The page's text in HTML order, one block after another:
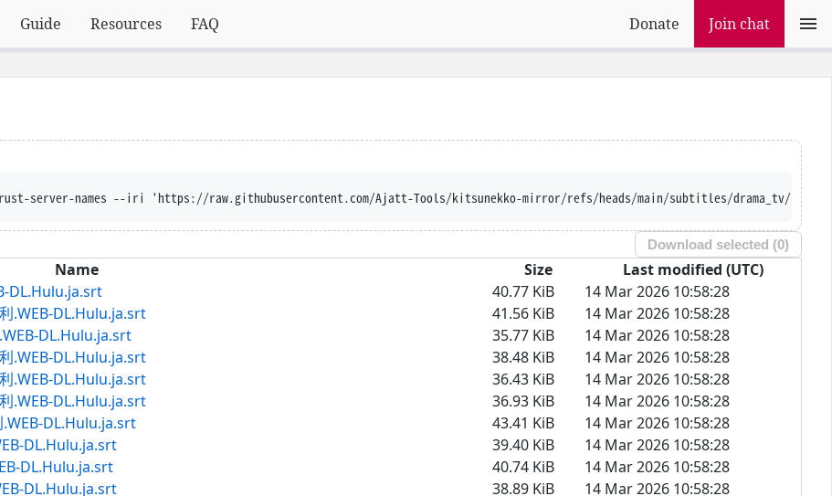
Guide Resources FAQ Donate Join chat
server-names --iri 'https://raw.githubusercontent.com/Ajatt-Tools/kitsunekko-mirror/refs/heads/main/subtitles/
Download selected (0)
Name Size
Last modified (UTC)
DL.Hulu.ja.srt 40.77 KiB
14 Mar 2026 10:58:28
.WEB-DL.Hulu.ja.srt 41.56 KiB
14 Mar 2026 10:58:28
DL.Hulu.ja.srt 35.77 KiB
14 Mar 2026 10:58:28
.WEB-DL.Hulu.ja.srt 38.48 KiB
14 Mar 2026 10:58:28
.WEB-DL.Hulu.ja.srt 36.43 KiB
14 Mar 2026 10:58:28
.WEB-DL.Hulu.ja.srt 36.93 KiB
14 Mar 2026 10:58:28
.WEB-DL.Hulu.ja.srt 43.41 KiB
14 Mar 2026 10:58:28
DL.Hulu.ja.srt 39.40 KiB
14 Mar 2026 10:58:28
DL.Hulu.ja.srt 40.74 KiB
14 Mar 2026 10:58:28
DL.Hulu.ja.srt 38.89 KiB
14 Mar 2026 10:58:28